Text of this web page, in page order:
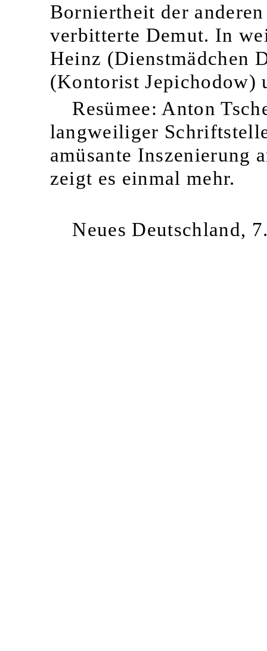
Borniertheit der
verbitterte Demut. In
Heinz (Dienstmädchen
(Kontorist Jepichodow)
Resümee: Anton
langweiliger
amüsante Inszenierung
zeigt es einmal mehr.
Neues Deutschland,